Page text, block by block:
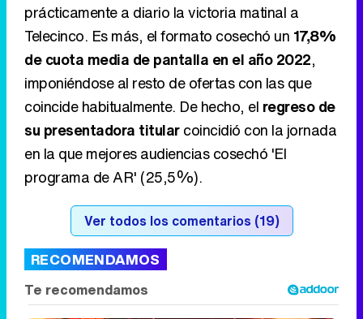
prácticamente a diario la victoria matinal a
Telecinco. Es más, el formato cosechó un 17,8%
de cuota media de pantalla en el año 2022,
imponiéndose al resto de ofertas con las que
coincide habitualmente. De hecho, el regreso de
su presentadora titularcoincidió con la jornada
en la que mejores audiencias cosechó 'El
programa de AR' (25,5%).
Ver todos los comentarios (19)
RECOMENDAMOS